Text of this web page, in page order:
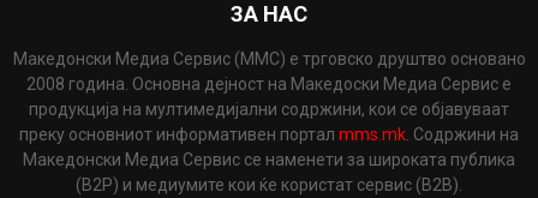
ЗА НАС
Македонски Медиа Сервис (ММС) е трговско друштво основано
2008 година. Основна дејност на Македоски Медиа Сервис е
продукција на мултимедијални содржини, кои се објавуваат
преку основниот информативен портал mms.mk. Содржини на
Македонски Медиа Сервис се наменети за широката публика
(B2P) и медиумите кои ќе користат сервис (B2B).